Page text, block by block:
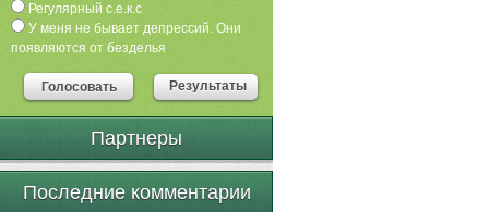
Регулярный с.е.к.с
У меня не бывает депрессий. Они
появляются от безделья
Голосовать Результаты
Партнеры
Последние комментарии